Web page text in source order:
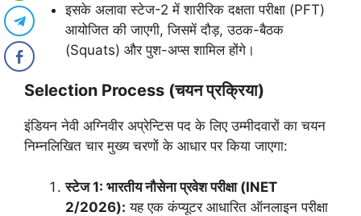
इसके अलावा स्टेज-2 में शारीरिक दक्षता परीक्षा (PFT)
आयोजित की जाएगी, जिसमें दौड़, उठक-बैठक
(Squats) और पुश-अप्स शामिल होंगे।
Selection Process (चयन प्रक्रिया)
इंडियन नेवी अग्निवीर अप्रेन्टिस पद के लिए उम्मीदवारों का चयन
निम्नलिखित चार मुख्य चरणों के आधार पर किया जाएगा:
स्टेज 1: भारतीय नौसेना प्रवेश परीक्षा (INET
2/2026): यह एक कंप्यूटर आधारित ऑनलाइन परीक्षा